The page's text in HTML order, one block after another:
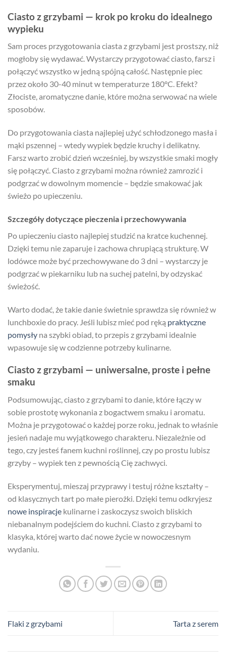
Ciasto z grzybami — krok po kroku do idealnego
wypieku
Sam proces przygotowania ciasta z grzybami jest prostszy, niż
mogłoby się wydawać. Wystarczy przygotować ciasto, farsz i
połączyć wszystko w jedną spójną całość. Następnie piec
przez około 30-40 minut w temperaturze 180°C. Efekt?
Złociste, aromatyczne danie, które można serwować na wiele
sposobów.
Do przygotowania ciasta najlepiej użyć schłodzonego masła i
mąki pszennej – wtedy wypiek będzie kruchy i delikatny.
Farsz warto zrobić dzień wcześniej, by wszystkie smaki mogły
się połączyć. Ciasto z grzybami można również zamrozić i
podgrzać w dowolnym momencie – będzie smakować jak
świeżo po upieczeniu.
Szczegóły dotyczące pieczenia i przechowywania
Po upieczeniu ciasto najlepiej studzić na kratce kuchennej.
Dzięki temu nie zaparuje i zachowa chrupiącą strukturę. W
lodówce może być przechowywane do 3 dni – wystarczy je
podgrzać w piekarniku lub na suchej patelni, by odzyskać
świeżość.
Warto dodać, że takie danie świetnie sprawdza się również w
lunchboxie do pracy. Jeśli lubisz mieć pod ręką praktyczne
pomysły na szybki obiad, to przepis z grzybami idealnie
wpasowuje się w codzienne potrzeby kulinarne.
Ciasto z grzybami — uniwersalne, proste i pełne
smaku
Podsumowując, ciasto z grzybami to danie, które łączy w
sobie prostotę wykonania z bogactwem smaku i aromatu.
Można je przygotować o każdej porze roku, jednak to właśnie
jesień nadaje mu wyjątkowego charakteru. Niezależnie od
tego, czy jesteś fanem kuchni roślinnej, czy po prostu lubisz
grzyby – wypiek ten z pewnością Cię zachwyci.
Eksperymentuj, mieszaj przyprawy i testuj różne kształty –
od klasycznych tart po małe pierożki. Dzięki temu odkryjesz
nowe inspiracje kulinarne i zaskoczysz swoich bliskich
niebanalnym podejściem do kuchni. Ciasto z grzybami to
klasyka, której warto dać nowe życie w nowoczesnym
wydaniu.
Flaki z grzybami Tarta z serem